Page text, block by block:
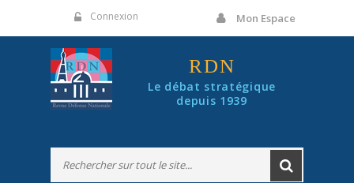
Connexion Mon Espace
RDN
Le débat stratégique
depuis 1939